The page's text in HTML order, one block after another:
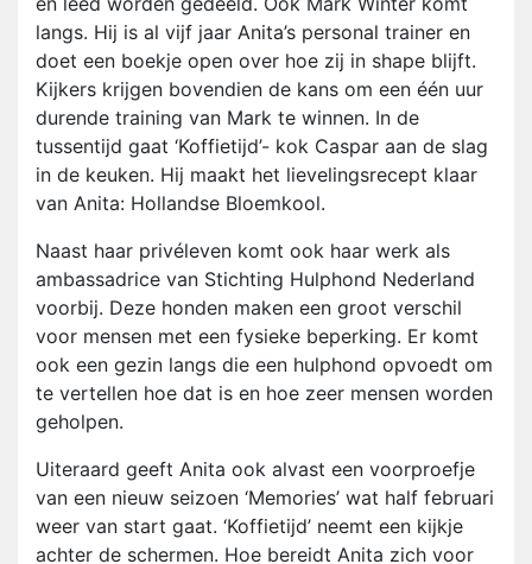
langs. Hij is al vijf jaar Anita’s personal trainer en
doet een boekje open over hoe zij in shape blijft.
Kijkers krijgen bovendien de kans om een één uur
durende training van Mark te winnen. In de
tussentijd gaat ‘Koffietijd’- kok Caspar aan de slag
in de keuken. Hij maakt het lievelingsrecept klaar
van Anita: Hollandse Bloemkool.
Naast haar privéleven komt ook haar werk als
ambassadrice van Stichting Hulphond Nederland
voorbij. Deze honden maken een groot verschil
voor mensen met een fysieke beperking. Er komt
ook een gezin langs die een hulphond opvoedt om
te vertellen hoe dat is en hoe zeer mensen worden
geholpen.
Uiteraard geeft Anita ook alvast een voorproefje
van een nieuw seizoen ‘Memories’ wat half februari
weer van start gaat. ‘Koffietijd’ neemt een kijkje
achter de schermen. Hoe bereidt Anita zich voor